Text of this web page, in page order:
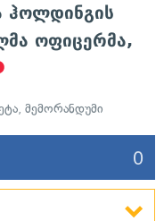
ჰოლდინგის
ოფიცერმა,
, მემორანდუმი
0